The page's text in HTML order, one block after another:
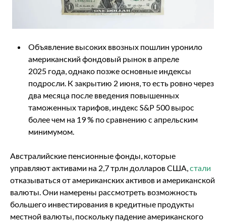
Объявление высоких ввозных пошлин уронило
американский фондовый рынок в апреле
2025 года, однако позже основные индексы
подросли. К закрытию 2 июня, то есть ровно через
два месяца после введения повышенных
таможенных тарифов, индекс S&P 500 вырос
более чем на 19 % по сравнению с апрельским
минимумом.
Австралийские пенсионные фонды, которые
управляют активами на 2,7 трлн долларов США,стали
отказываться от американских активов и американской
валюты. Они намерены рассмотреть возможность
большего инвестирования в кредитные продукты
местной валюты, поскольку падение американского